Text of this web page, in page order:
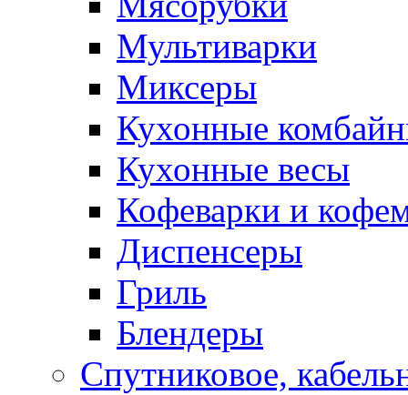
Мультиварки
Миксеры
Кухонные
Кухонные весы
Кофеварки и
Диспенсеры
Гриль
Блендеры
Спутниковое,